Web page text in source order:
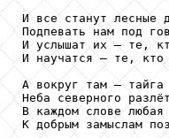
И все станут лесные
Подпевать нам под
И услышат их – те,
И научатся – те, кто
А вокруг там – тайга
Неба северного
В каждом слове любая
К добрым замыслам